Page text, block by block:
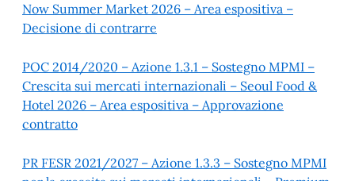
Now Summer Market 2026 – Area espositiva –
Decisione di contrarre
POC 2014/2020 – Azione 1.3.1 – Sostegno MPMI –
Crescita sui mercati internazionali – Seoul Food &
Hotel 2026 – Area espositiva – Approvazione
contratto
PR FESR 2021/2027 – Azione 1.3.3 – Sostegno MPMI